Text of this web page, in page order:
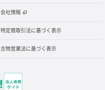
会社情報
特定商取引法に基づく表示
古物営業法に基づく表示